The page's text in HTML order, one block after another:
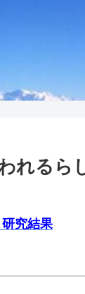
れるら
究結果